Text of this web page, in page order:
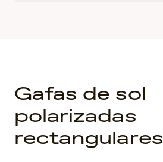
Gafas de sol
polarizadas
rectangulares